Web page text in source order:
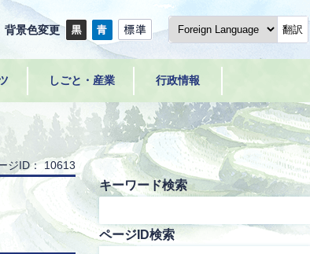
背景色変更 翻訳
しごと・産業 行政情報
ジID： 10613
キーワード検索
ページID検索